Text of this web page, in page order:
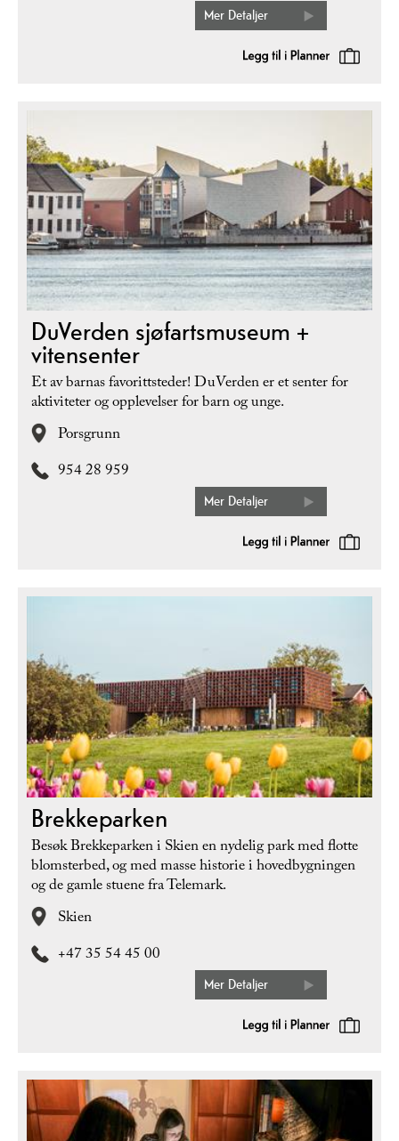
Mer Detaljer
DuVerden sjøfartsmuseum +
vitensenter
Et av barnas favorittsteder! DuVerden er et senter for
aktiviteter og opplevelser for barn og unge.
Porsgrunn
954 28 959
Mer Detaljer
Brekkeparken
Besøk Brekkeparken i Skien en nydelig park med flotte
blomsterbed, og med masse historie i hovedbygningen
og de gamle stuene fra Telemark.
Skien
+47 35 54 45 00
Mer Detaljer